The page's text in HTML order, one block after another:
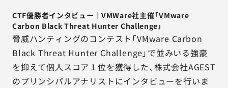
CTF優勝者インタビュー｜VMWare社主催「VMware
Carbon Black Threat Hunter Challenge」
脅威ハンティングのコンテスト「VMware Carbon
Black Threat Hunter Challenge」で並みいる強豪
を抑えて個人スコア１位を獲得した、株式会社AGEST
のプリンシパルアナリストにインタビューを行いま